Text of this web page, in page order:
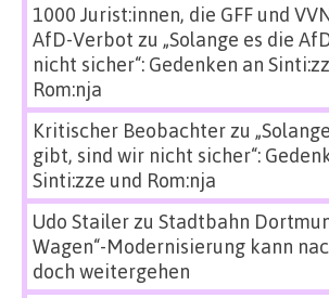
1000 Jurist:innen, die GFF und
AfD-Verbot zu „Solange es die
nicht sicher“: Gedenken an
Rom:nja
Kritischer Beobachterzu
gibt, sind wir nicht sicher“:
Sinti:zze und Rom:nja
Udo Stailerzu Stadtbahn
Wagen“-Modernisierung kann
doch weitergehen